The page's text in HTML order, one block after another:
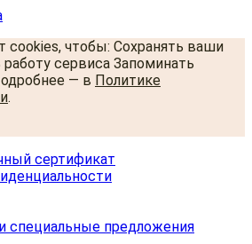
cookies, чтобы: Сохранять ваши
сервиса Запоминать
— в Политике
.
сертификат
специальные предложения